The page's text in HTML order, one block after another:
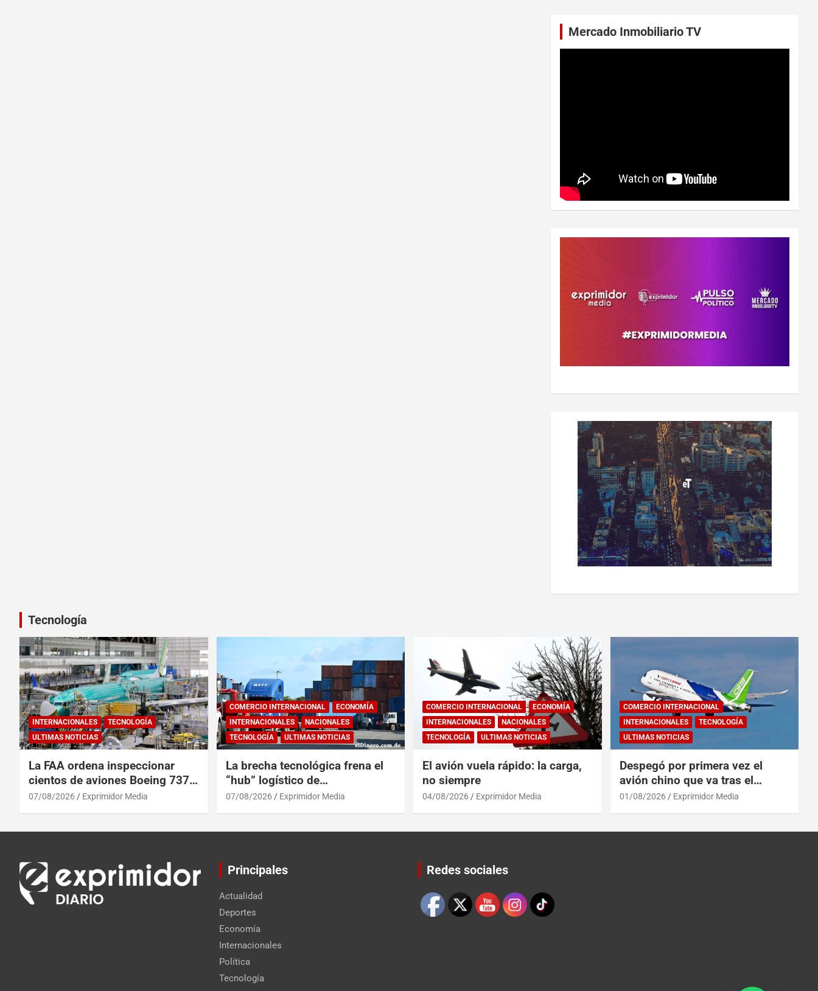
Mercado Inmobiliario TV
Tecnología
INTERNACIONALES
TECNOLOGÍA
ULTIMAS NOTICIAS
La FAA ordena inspeccionar
cientos de aviones Boeing 737
Max por posibles grietas
07/08/2026 Exprimidor Media
COMERCIO INTERNACIONAL
ECONOMÍA
INTERNACIONALES
NACIONALES
TECNOLOGÍA
ULTIMAS NOTICIAS
La brecha tecnológica frena el
“hub” logístico de
Centroamérica y RD
07/08/2026 Exprimidor Media
COMERCIO INTERNACIONAL
ECONOMÍA
INTERNACIONALES
NACIONALES
TECNOLOGÍA
ULTIMAS NOTICIAS
El avión vuela rápido: la carga,
no siempre
04/08/2026 Exprimidor Media
COMERCIO INTERNACIONAL
INTERNACIONALES
TECNOLOGÍA
ULTIMAS NOTICIAS
Despegó por primera vez el
avión chino que va tras el
reinado del A319 en el Tíbet
01/08/2026 Exprimidor Media
Principales
Actualidad
Deportes
Economía
Internacionales
Política
Tecnología
Redes sociales
Set Youtube Channel ID